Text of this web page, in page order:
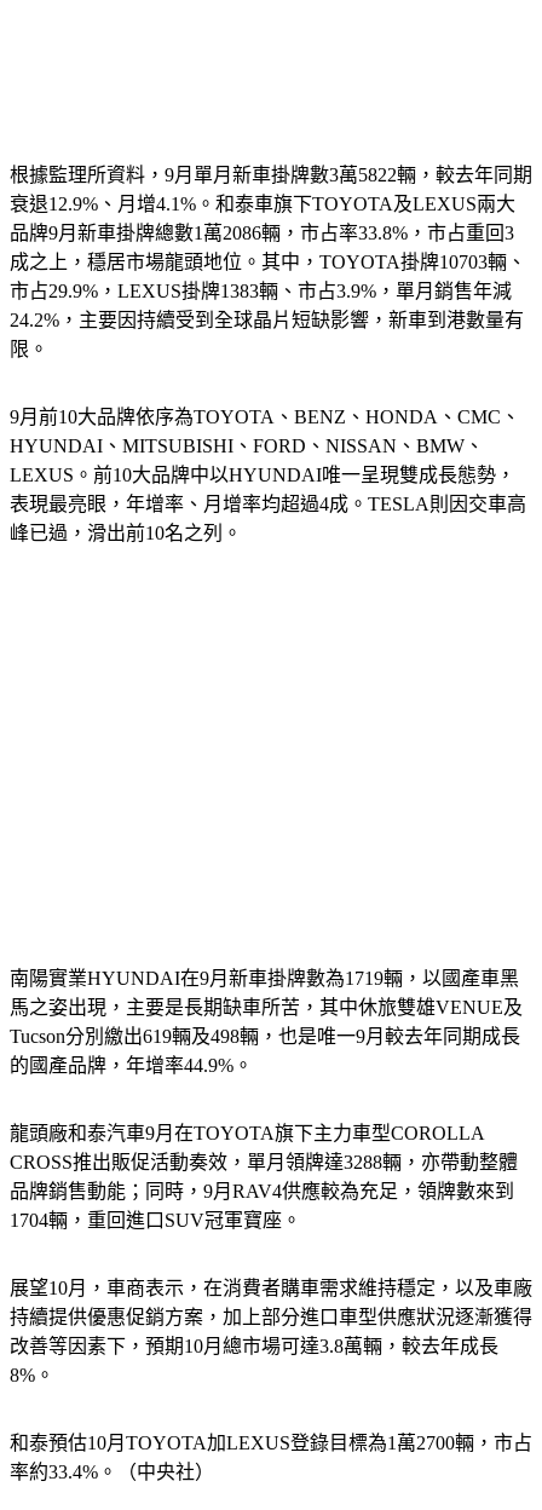
衰退12.9%、月增4.1%。和泰車旗下TOYOTA及LEXUS兩大
品牌9月新車掛牌總數1萬2086輛，市占率33.8%，市占重回3
成之上，穩居市場龍頭地位。其中，TOYOTA掛牌10703輛、
市占29.9%，LEXUS掛牌1383輛、市占3.9%，單月銷售年減
24.2%，主要因持續受到全球晶片短缺影響，新車到港數量有
限。
HYUNDAI、MITSUBISHI、FORD、NISSAN、BMW、
LEXUS。前10大品牌中以HYUNDAI唯一呈現雙成長態勢，
表現最亮眼，年增率、月增率均超過4成。TESLA則因交車高
峰已過，滑出前10名之列。
馬之姿出現，主要是長期缺車所苦，其中休旅雙雄VENUE及
Tucson分別繳出619輛及498輛，也是唯一9月較去年同期成長
的國產品牌，年增率44.9%。
CROSS推出販促活動奏效，單月領牌達3288輛，亦帶動整體
品牌銷售動能；同時，9月RAV4供應較為充足，領牌數來到
1704輛，重回進口SUV冠軍寶座。
持續提供優惠促銷方案，加上部分進口車型供應狀況逐漸獲得
改善等因素下，預期10月總市場可達3.8萬輛，較去年成長
8%。
率約33.4%。（中央社）